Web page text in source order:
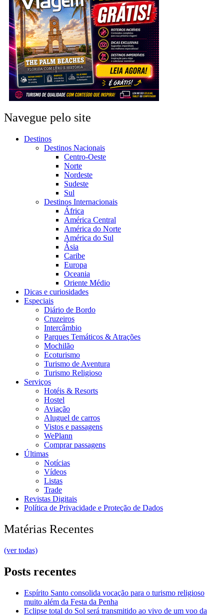
Navegue pelo site
Destinos
Destinos Nacionais
Centro-Oeste
Norte
Nordeste
Sudeste
Sul
Destinos Internacionais
África
América Central
América do Norte
América do Sul
Ásia
Caribe
Europa
Oceania
Oriente Médio
Dicas e curiosidades
Especiais
Diário de Bordo
Cruzeiros
Intercâmbio
Parques Temáticos & Atrações
Mochilão
Ecoturismo
Turismo de Aventura
Turismo Religioso
Serviços
Hotéis & Resorts
Hostel
Aviação
Aluguel de carros
Vistos e passagens
WePlann
Comprar passagens
Últimas
Notícias
Vídeos
Listas
Trade
Revistas Digitais
Política de Privacidade e Proteção de Dados
Matérias Recentes
(ver todas)
Posts recentes
Espírito Santo consolida vocação para o turismo religioso
muito além da Festa da Penha
Eclipse total do Sol será transmitido ao vivo de um voo da